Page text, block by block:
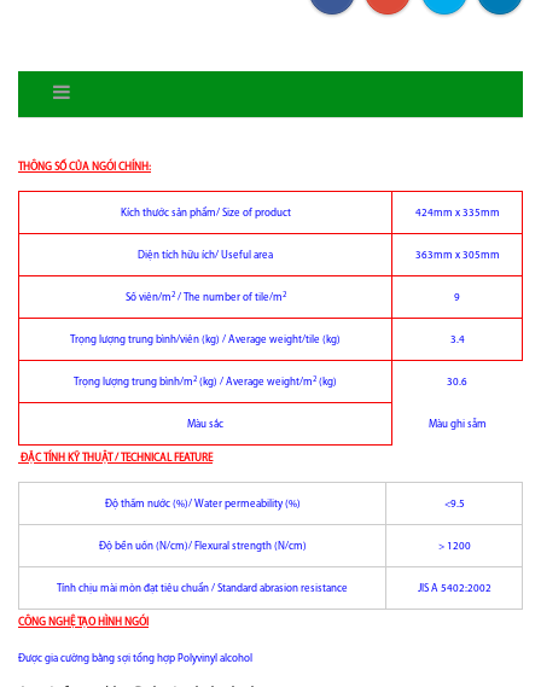
THÔNG SỐ CỦA NGÓI CHÍNH:
Kích thước sản phẩm/ Size of product 424mm x 335mm
Diện tích hữu ích/ Useful area 363mm x 305mm
Số viên/m2/ The number of tile/m2 9
Trọng lượng trung bình/viên (kg) / Average weight/tile (kg) 3.4
Trọng lượng trung bình/m2 (kg) / Average weight/m2 (kg) 30.6
Màu sắc Màu ghi sẫm
ÐẶC TÍNH KỸ THUẬT / TECHNICAL FEATURE
Độ thấm nước (%)/ Water permeability (%) <9.5
Độ bền uốn (N/cm)/ Flexural strength (N/cm) > 1200
Tính chịu mài mòn đạt tiêu chuẩn / Standard abrasion resistance JIS A 5402:2002
CÔNG NGHỆ TẠO HÌNH NGÓI
Được gia cường bằng sợi tổng hợp Polyvinyl alcohol